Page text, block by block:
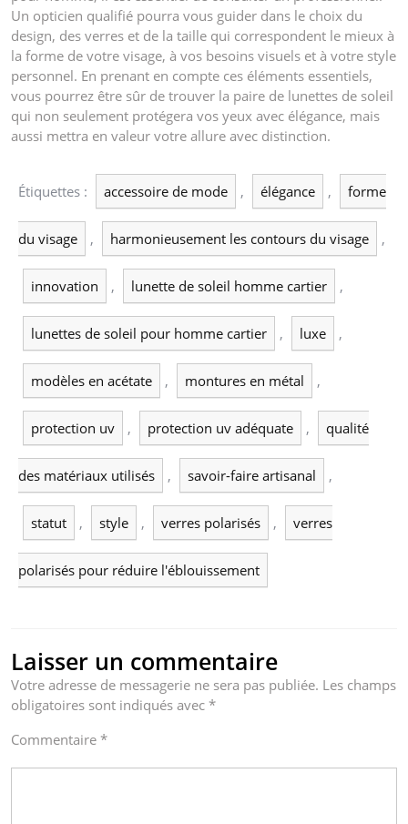
Un opticien qualifié pourra vous guider dans le choix du
design, des verres et de la taille qui correspondent le mieux à
la forme de votre visage, à vos besoins visuels et à votre style
personnel. En prenant en compte ces éléments essentiels,
vous pourrez être sûr de trouver la paire de lunettes de soleil
qui non seulement protégera vos yeux avec élégance, mais
aussi mettra en valeur votre allure avec distinction.
Étiquettes : accessoire de mode , élégance , forme
du visage , harmonieusement les contours du visage ,
innovation , lunette de soleil homme cartier ,
lunettes de soleil pour homme cartier , luxe ,
modèles en acétate , montures en métal ,
protection uv , protection uv adéquate , qualité
des matériaux utilisés , savoir-faire artisanal ,
statut , style , verres polarisés , verres
polarisés pour réduire l'éblouissement
Laisser un commentaire
Votre adresse de messagerie ne sera pas publiée. Les champs
obligatoires sont indiqués avec *
Commentaire *